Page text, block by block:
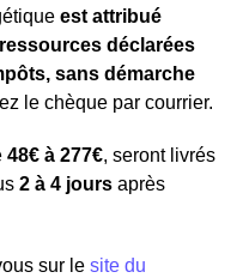
est attribué
déclarées
sans démarche
le chèque par courrier.
48€ à 277€, seront livrés
2 à 4 jours après
sur le site du